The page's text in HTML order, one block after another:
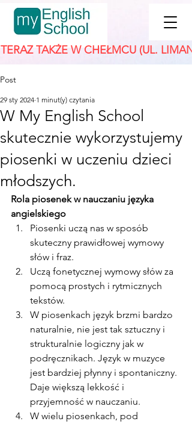
TERAZ TAKŻE W CHEŁMCU (UL.
Post
W My English School
skutecznie wykorzystujemy
piosenki w uczeniu dzieci
młodszych.
29 sty 2024 1 minut(y) czytania
Rola piosenek w nauczaniu języka
angielskiego
Piosenki uczą nas w sposób
skuteczny prawidłowej wymowy
słów i fraz.
Uczą fonetycznej wymowy słów za
pomocą prostych i rytmicznych
tekstów.
W piosenkach język brzmi bardzo
naturalnie, nie jest tak sztuczny i
strukturalnie logiczny jak w
podręcznikach. Język w muzyce
jest bardziej płynny i spontaniczny.
Daje większą lekkość i
przyjemność w nauczaniu.
W wielu piosenkach, pod